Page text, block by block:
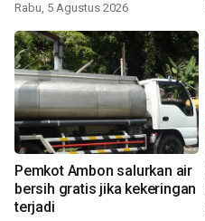
Rabu, 5 Agustus 2026
Pemkot Ambon salurkan air
bersih gratis jika kekeringan
terjadi